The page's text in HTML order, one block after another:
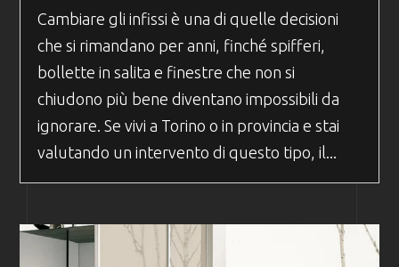
Cambiare gli infissi è una di quelle decisioni
che si rimandano per anni, finché spifferi,
bollette in salita e finestre che non si
chiudono più bene diventano impossibili da
ignorare. Se vivi a Torino o in provincia e stai
valutando un intervento di questo tipo, il...